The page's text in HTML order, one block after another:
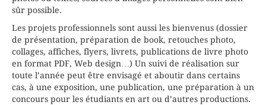
sûr possible.
Les projets professionnels sont aussi les bienvenus (dossier
de présentation, préparation de book, retouches photo,
collages, affiches, flyers, livrets, publications de livre photo
en format PDF, Web design…) Un suivi de réalisation sur
toute l’année peut être envisagé et aboutir dans certains
cas, à une exposition, une publication, une préparation à un
concours pour les étudiants en art ou d’autres productions.